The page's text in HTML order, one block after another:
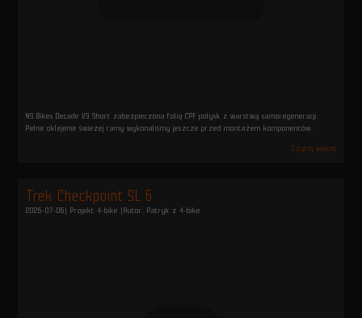
NS Bikes Decade V3 Short zabezpieczona folią CPF połysk z warstwą samoregeneracji.
Pełne oklejenie świeżej ramy wykonaliśmy jeszcze przed montażem komponentów.
Czytaj więcej
Trek Checkpoint SL 6
2026-07-06 | Projekt 4-bike | Autor: Patryk z 4-bike